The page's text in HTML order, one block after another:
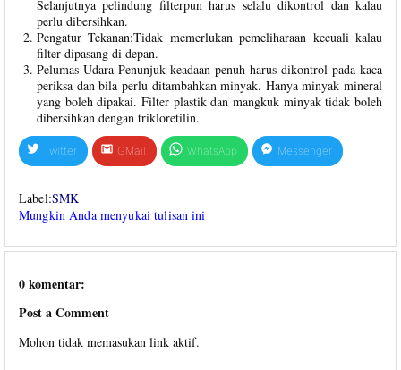
Selanjutnya pelindung filterpun harus selalu dikontrol dan kalau
perlu dibersihkan.
Pengatur Tekanan:Tidak memerlukan pemeliharaan kecuali kalau
filter dipasang di depan.
Pelumas Udara Penunjuk keadaan penuh harus dikontrol pada kaca
periksa dan bila perlu ditambahkan minyak. Hanya minyak mineral
yang boleh dipakai. Filter plastik dan mangkuk minyak tidak boleh
dibersihkan dengan trikloretilin.
Twitter GMail WhatsApp Messenger
Label:SMK
Mungkin Anda menyukai tulisan ini
0 komentar:
Post a Comment
Mohon tidak memasukan link aktif.